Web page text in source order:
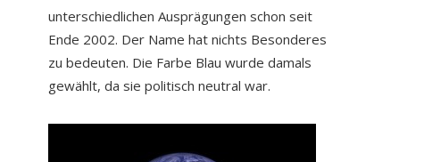
unterschiedlichen Ausprägungen schon seit
Ende 2002. Der Name hat nichts Besonderes
zu bedeuten. Die Farbe Blau wurde damals
gewählt, da sie politisch neutral war.